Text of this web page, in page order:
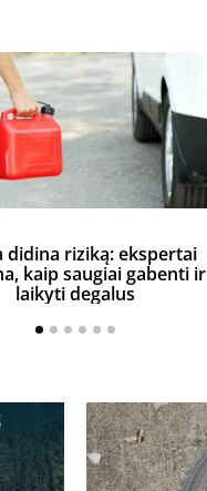
didina riziką: ekspertai
kaip saugiai gabenti ir
laikyti degalus